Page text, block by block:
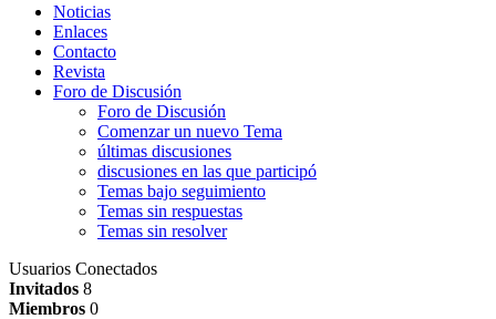
Noticias
Enlaces
Contacto
Revista
Foro de Discusión
Foro de Discusión
Comenzar un nuevo Tema
últimas discusiones
discusiones en las que participó
Temas bajo seguimiento
Temas sin respuestas
Temas sin resolver
Usuarios Conectados
Invitados 8
Miembros 0